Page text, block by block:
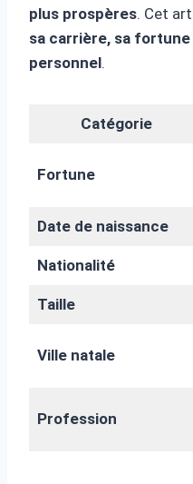
plus prospères. Cet
sa carrière, sa
personnel.
Catégorie
Fortune
Date de naissance
Nationalité
Taille
Ville natale
Profession